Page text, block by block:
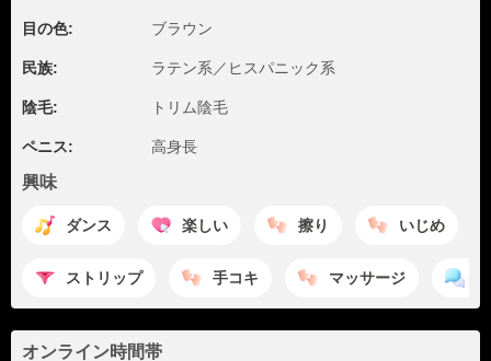
目の色: ブラウン
民族: ラテン系／ヒスパニック系
陰毛: トリム陰毛
ペニス: 高身長
興味
ダンス 楽しい 擦り いじめ
ストリップ 手コキ マッサージ
オンライン時間帯